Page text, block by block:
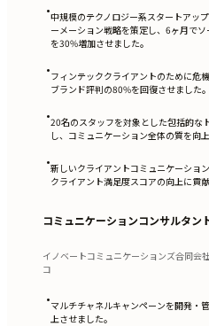
•中規模のテクノロジー系スタートアッ
ーメーション戦略を策定し、6ヶ月で
を30%増加させました。
•フィンテッククライアントのために危
ブランド評判の80%を回復させました。
•20名のスタッフを対象とした包括的な
し、コミュニケーション全体の質を向
•新しいクライアントコミュニケーショ
クライアント満足度スコアの向上に貢献
コミュニケーションコンサルタン
イノベートコミュニケーションズ合同会
コ
•マルチチャネルキャンペーンを開発・
上させました。